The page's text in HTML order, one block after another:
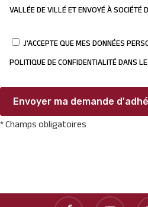
VALLÉE DE VILLÉ ET ENVOYÉ À
J'ACCEPTE QUE MES DONNÉES
POLITIQUE DE CONFIDENTIALITÉ DANS
* Champs obligatoires
facebook youtube